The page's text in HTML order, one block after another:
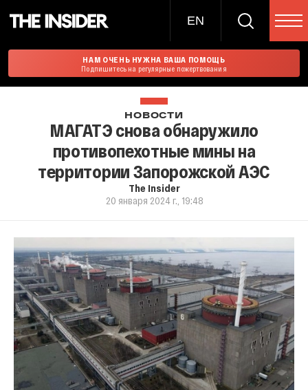
EN
НАМ ОЧЕНЬ НУЖНА ВАША ПОМОЩЬ
Подпишитесь на регулярные пожертвования
НОВОСТИ
МАГАТЭ снова обнаружило
противопехотные мины на
территории Запорожской АЭС
The Insider
20 января 2024 г., 19:48